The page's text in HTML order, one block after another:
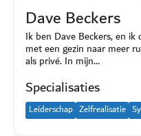
Dave Beckers
Ik ben Dave Beckers, en
met een gezin naar meer
als privé. In mijn…
Specialisaties
Leiderschap Zelfrealisatie